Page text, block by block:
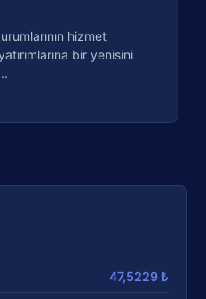
47,5229 ₺
hizmet
bir yenisini